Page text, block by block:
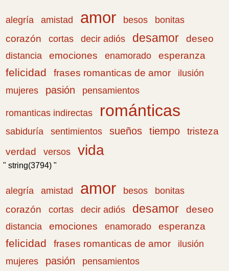
alegría amistad amor besos
bonitas
corazón
cortas decir adiós desamor deseo
distancia emociones enamorado esperanza
felicidad frases romanticas de amor
ilusión
mujeres
pasión pensamientos
romanticas indirectas románticas
sabiduría sentimientos sueños tiempo
tristeza
verdad
versos vida
" string(3794) "
alegría amistad amor besos
bonitas
corazón
cortas decir adiós desamor deseo
distancia emociones enamorado esperanza
felicidad frases romanticas de amor
ilusión
mujeres
pasión pensamientos